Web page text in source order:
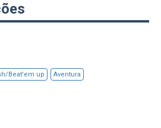
lutar.
no fim de seu caminho?
Beat'em up Aventura